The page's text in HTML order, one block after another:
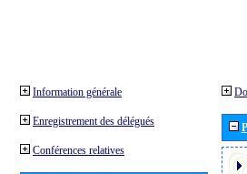
Information générale
Enregistrement des délégués
Conférences relatives